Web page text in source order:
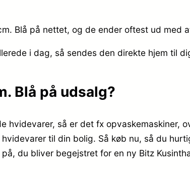
Blå på nettet, og de ender oftest ud med
i dag, så sendes den direkte hjem til
Blå på udsalg?
så er det fx opvaskemaskiner,
til din bolig. Så køb nu, så du
du bliver begejstret for en ny Bitz